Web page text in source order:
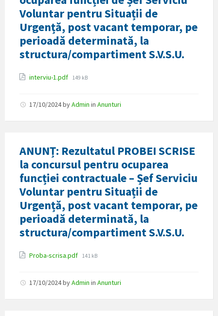
Voluntar pentru Situații de
Urgență, post vacant temporar, pe
perioadă determinată, la
structura/compartiment S.V.S.U.
Attachments
interviu-1.pdf File
149 kB
17/10/2024byAdmin in Anunturi
ANUNȚ: Rezultatul PROBEI SCRISE
la concursul pentru ocuparea
funcției contractuale – Șef Serviciu
Voluntar pentru Situații de
Urgență, post vacant temporar, pe
perioadă determinată, la
structura/compartiment S.V.S.U.
Attachments
Proba-scrisa.pdf File
141 kB
17/10/2024byAdmin in Anunturi